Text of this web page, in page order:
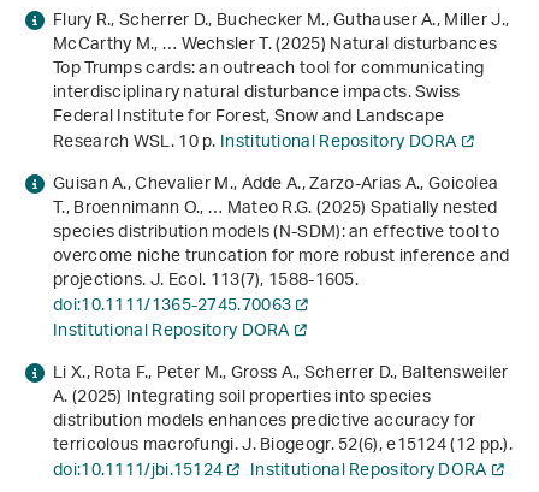
Flury R., Scherrer D., Buchecker M., Guthauser A., Miller J.,
McCarthy M., … Wechsler T. (2025)Natural disturbances
Top Trumps cards: an outreach tool for communicating
interdisciplinary natural disturbance impacts. Swiss
Federal Institute for Forest, Snow and Landscape
Research WSL. 10 p.Institutional Repository DORA
Guisan A., Chevalier M., Adde A., Zarzo-Arias A., Goicolea
T., Broennimann O., … Mateo R.G. (2025) Spatially nested
species distribution models (N-SDM): an effective tool to
overcome niche truncation for more robust inference and
projections. J. Ecol.113(7), 1588-1605.
doi:10.1111/1365-2745.70063
Institutional Repository DORA
Li X., Rota F., Peter M., Gross A., Scherrer D., Baltensweiler
A. (2025) Integrating soil properties into species
distribution models enhances predictive accuracy for
terricolous macrofungi. J. Biogeogr.52(6), e15124 (12 pp.).
doi:10.1111/jbi.15124
Institutional Repository DORA